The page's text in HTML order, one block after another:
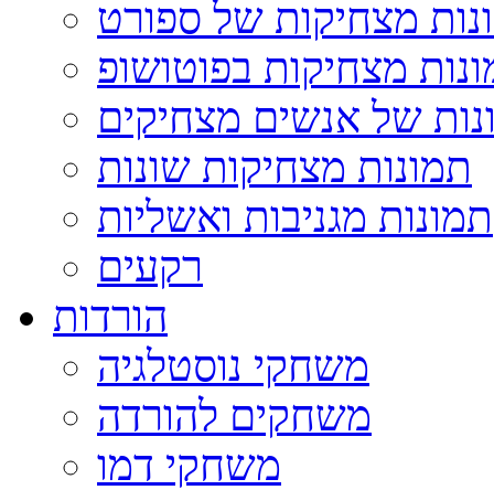
מצחיקות של ספורט
מצחיקות בפוטושופ
של אנשים מצחיקים
תמונות מצחיקות שונות
תמונות מגניבות ואשליות
רקעים
הורדות
משחקי נוסטלגיה
משחקים להורדה
משחקי דמו